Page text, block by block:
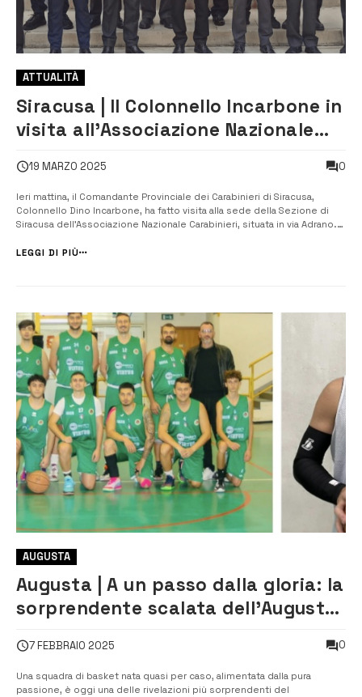
ATTUALITÀ
Siracusa | Il Colonnello Incarbone in
visita all’Associazione Nazionale
19 MARZO 2025 0
Ieri mattina, il Comandante Provinciale dei Carabinieri di Siracusa,
Colonnello Dino Incarbone, ha fatto visita alla sede della Sezione di
Siracusa dell’Associazione Nazionale Carabinieri, situata in via Adrano.
profonda gratitudine nei confronti degli ex militari, ri...
LEGGI DI PIÙ
AUGUSTA
Augusta | A un passo dalla gloria: la
sorprendente scalata dell’Augusta
7 FEBBRAIO 2025 0
Una squadra di basket nata quasi per caso, alimentata dalla pura
passione, è oggi una delle rivelazioni più sorprendenti del